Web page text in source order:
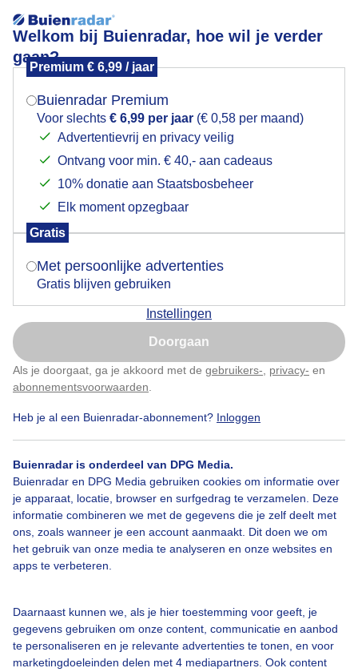
Welkom bij Buienradar, hoe wil je verder
gaan?
Premium € 6,99 / jaar
Buienradar Premium
Voor slechts € 6,99 per jaar (€ 0,58 per maand)
Advertentievrij en privacy veilig
Ontvang voor min. € 40,- aan cadeaus
10% donatie aan Staatsbosbeheer
Elk moment opzegbaar
Gratis
Met persoonlijke advertenties
Gratis blijven gebruiken
Instellingen
Doorgaan
Als je doorgaat, ga je akkoord met de gebruikers- privacy- en
abonnementsvoorwaarden
Heb je al een Buienradar-abonnement? Inloggen
Buienradar is onderdeel van DPG Media.
Buienradar en DPG Media gebruiken cookies om informatie over
je apparaat, locatie, browser en surfgedrag te verzamelen. Deze
informatie combineren we met de gegevens die je zelf deelt met
ons, zoals wanneer je een account aanmaakt. Dit doen we om
het gebruik van onze media te analyseren en onze websites en
apps te verbeteren.
Daarnaast kunnen we, als je hier toestemming voor geeft, je
gegevens gebruiken om onze content, communicatie en aanbod
te personaliseren en je relevante advertenties te tonen, en voor
marketingdoeleinden delen met 4 mediapartners. Ook content
Nat en grijs dus nog even schuilen .. Locatie =
VELUWE
Door: Regina Vastenhout Gemaakt: 07-06-2026, 630x bekeken
Bekijk slideshow
Mogen we je locatie gebruiken voor het
Indien je hier nog geen akkoord op hebt gegeven,
verschijnt er zo een pop-up uit je browser waarin
Is goed, toon de popup
Nu niet, misschien later
Klik hierom dit aan te passen